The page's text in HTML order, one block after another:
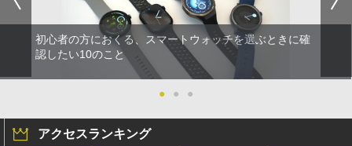
初心者の方におくる、スマートウォッチを選ぶときに確
認したい10のこと
● ● ●
アクセスランキング